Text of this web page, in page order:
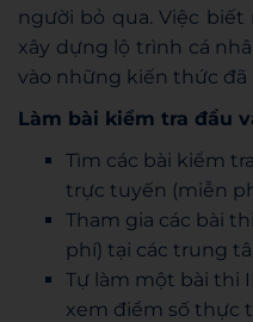
người bỏ qua. Việc
xây dựng lộ trình cá
vào những kiến thức đã
Làm bài kiểm tra đầu
Tìm các bài kiểm
trực tuyến (miễn
Tham gia các bài
phí) tại các trung
Tự làm một bài thi
xem điểm số thực